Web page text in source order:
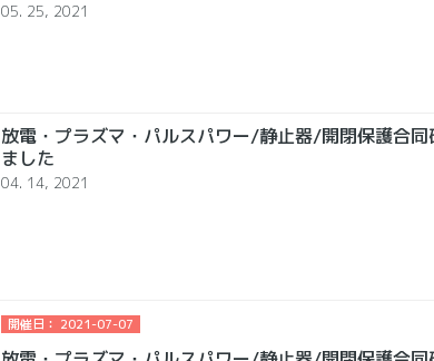
05. 25, 2021
放電・プラズマ・パルスパワー/静止器/開閉保護合
ました
04. 14, 2021
開催日： 2021-07-07